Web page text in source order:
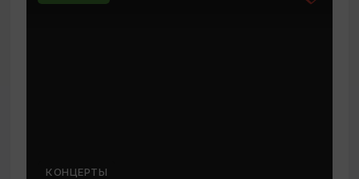
КОНЦЕРТЫ